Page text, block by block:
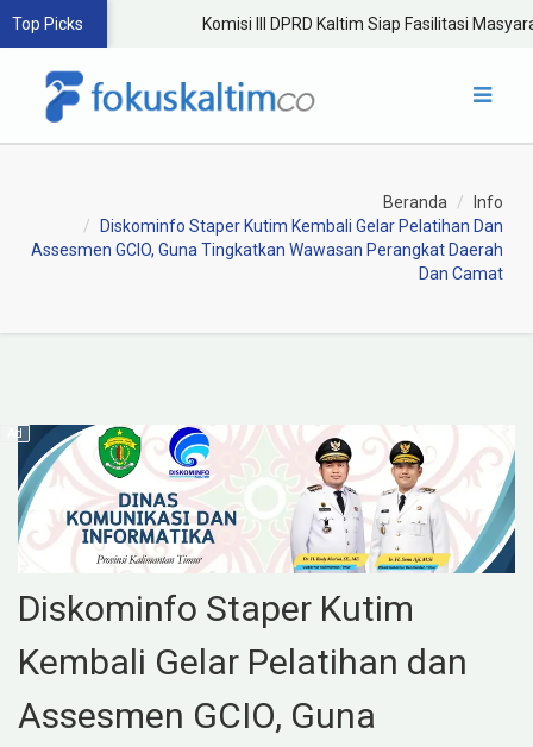
Top Picks Komisi III DPRD Kaltim Siap Fasilitasi
Beranda
Info
Diskominfo Staper Kutim Kembali Gelar Pelatihan Dan
Assesmen GCIO, Guna Tingkatkan Wawasan Perangkat Daerah
Dan Camat
Diskominfo Staper Kutim
Kembali Gelar Pelatihan dan
Assesmen GCIO, Guna